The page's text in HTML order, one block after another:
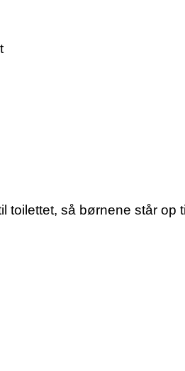
så børnene står op